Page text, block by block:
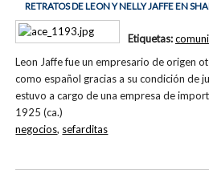
RETRATOS DE LEON Y NELLY JAFFE EN
Leon Jaffe fue un empresario de origen
como español gracias a su condición de
estuvo a cargo de una empresa de
1925 (ca.)
Etiquetas:
negocios, sefarditas